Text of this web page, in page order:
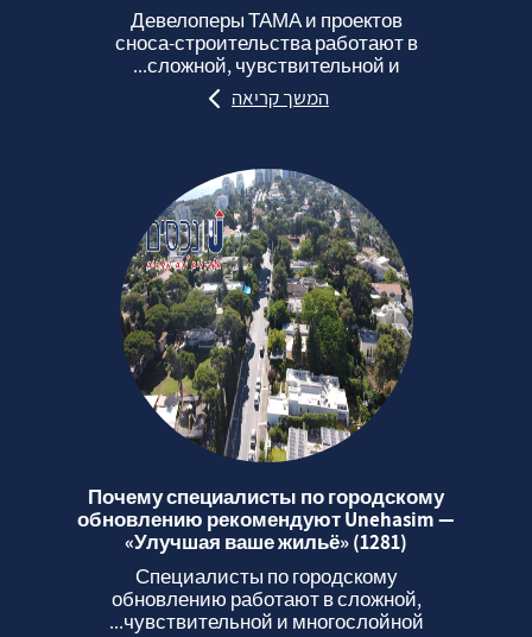
Девелоперы ТАМА и проектов
сноса‑строительства работают в
сложной, чувствительной и...
המשך קריאה
Почему специалисты по городскому
обновлению рекомендуют Unehasim —
«Улучшая ваше жильё» (1281)
Специалисты по городскому
обновлению работают в сложной,
чувствительной и многослойной...